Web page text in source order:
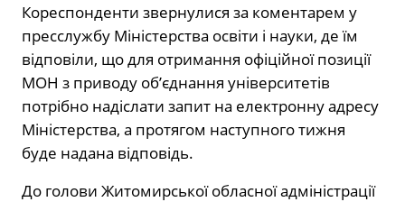
Кореспонденти звернулися за коментарем у
пресслужбу Міністерства освіти і науки, де їм
відповіли, що для отримання офіційної позиції
МОН з приводу об’єднання університетів
потрібно надіслати запит на електронну адресу
Міністерства, а протягом наступного тижня
буде надана відповідь.
До голови Житомирської обласної адміністрації